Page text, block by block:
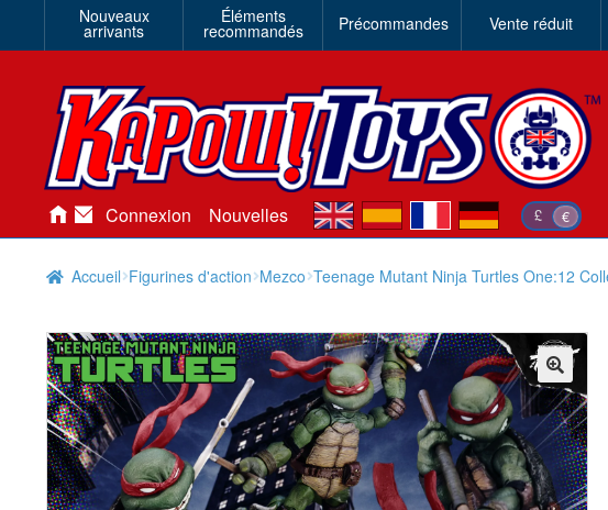
Nouveaux
arrivants
Éléments
recommandés Précommandes Vente réduit
Connexion Nouvelles £ €
en es de
Accueil Figurines d'action Mezco Teenage Mutant Ninja Turtles One:12
🔍